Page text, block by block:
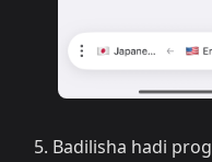
Badilisha hadi